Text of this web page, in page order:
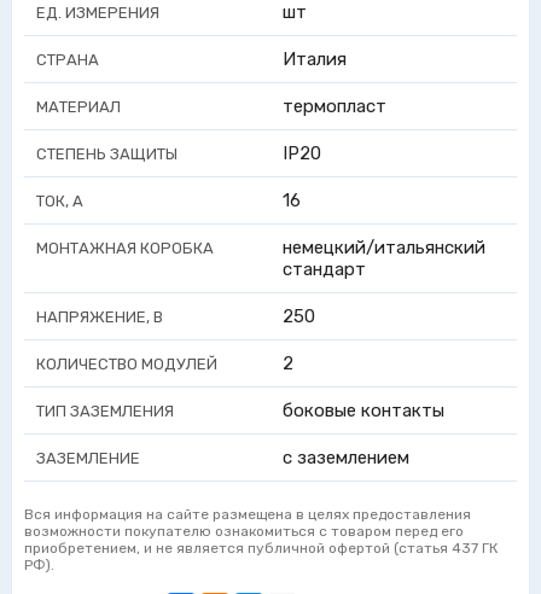
ЕД. ИЗМЕРЕНИЯ шт
СТРАНА Италия
МАТЕРИАЛ термопласт
СТЕПЕНЬ ЗАЩИТЫ IP20
ТОК, А 16
МОНТАЖНАЯ КОРОБКА
немецкий/итальянский
стандарт
НАПРЯЖЕНИЕ, В 250
КОЛИЧЕСТВО МОДУЛЕЙ 2
ТИП ЗАЗЕМЛЕНИЯ боковые контакты
ЗАЗЕМЛЕНИЕ с заземлением
Вся информация на сайте размещена в целях предоставления
возможности покупателю ознакомиться с товаром перед его
приобретением, и не является публичной офертой (статья 437 ГК
РФ).